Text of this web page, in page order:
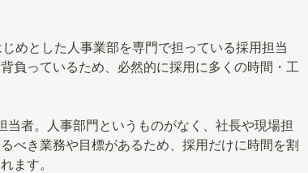
めとした人事業部を専門で担っている採用担当
負っているため、必然的に採用に多くの時間・工
者。人事部門というものがなく、社長や現場担
べき業務や目標があるため、採用だけに時間を割
ます。